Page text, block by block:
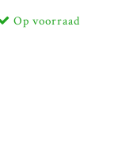
Op voorraad